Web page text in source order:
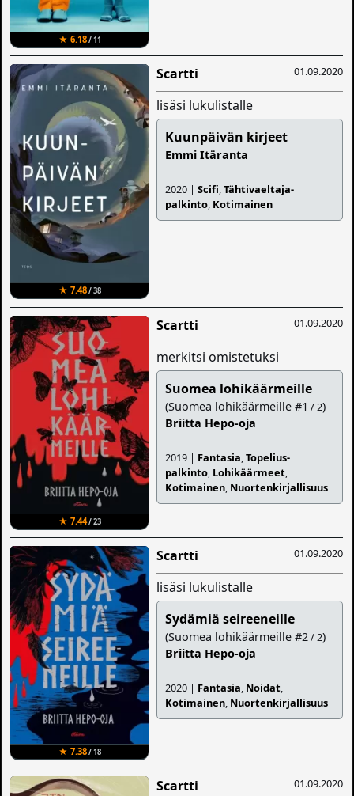
★ 6.18/ 11
★ 7.48/ 38
01.09.2020
Scartti
lisäsi lukulistalle
Kuunpäivän kirjeet
Emmi Itäranta
2020 |Scifi,Tähtivaeltaja-
palkinto, Kotimainen
★ 7.44/ 23
01.09.2020
Scartti
merkitsi omistetuksi
Suomea lohikäärmeille
(Suomea lohikäärmeille #1 / 2)
Briitta Hepo-oja
2019 | Fantasia,Topelius-
palkinto, Lohikäärmeet,
Kotimainen, Nuortenkirjallisuus
★ 7.38/ 18
01.09.2020
Scartti
lisäsi lukulistalle
Sydämiä seireeneille
(Suomea lohikäärmeille #2/ 2)
Briitta Hepo-oja
2020 | Fantasia, Noidat,
Kotimainen, Nuortenkirjallisuus
01.09.2020
Scartti